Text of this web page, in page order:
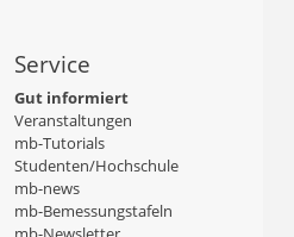
Service
Gut informiert
Veranstaltungen
mb-Tutorials
Studenten/Hochschule
mb-news
mb-Bemessungstafeln